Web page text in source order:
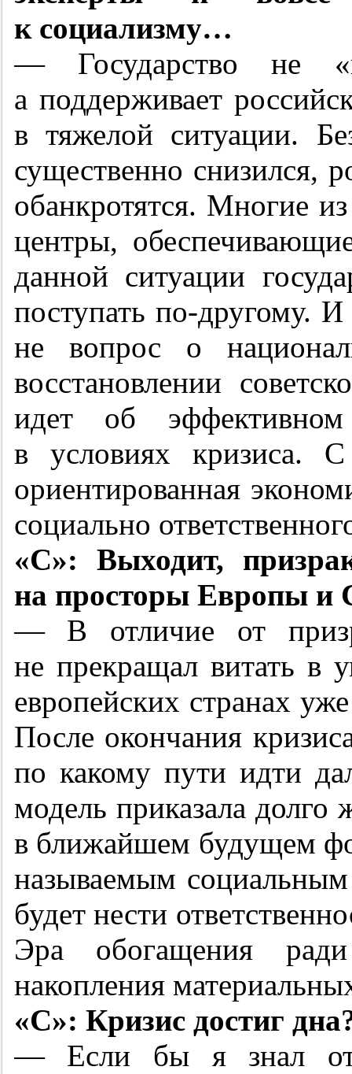
к социализму…
— Государство не
а поддерживает
в тяжелой ситуации.
существенно снизился,
обанкротятся. Многие
центры,
данной ситуации
поступать по-другому. И
не вопрос о
восстановлении
идет об
в условиях кризиса.
ориентированная
социально
«С»: Выходит,
на просторы Европы
— В отличие от
не прекращал витать в
европейских странах
После окончания
по какому пути идти
модель приказала
в ближайшем будущем
называемым
будет нести
Эра обогащения ради
накопления
«С»: Кризис достиг
— Если бы я знал